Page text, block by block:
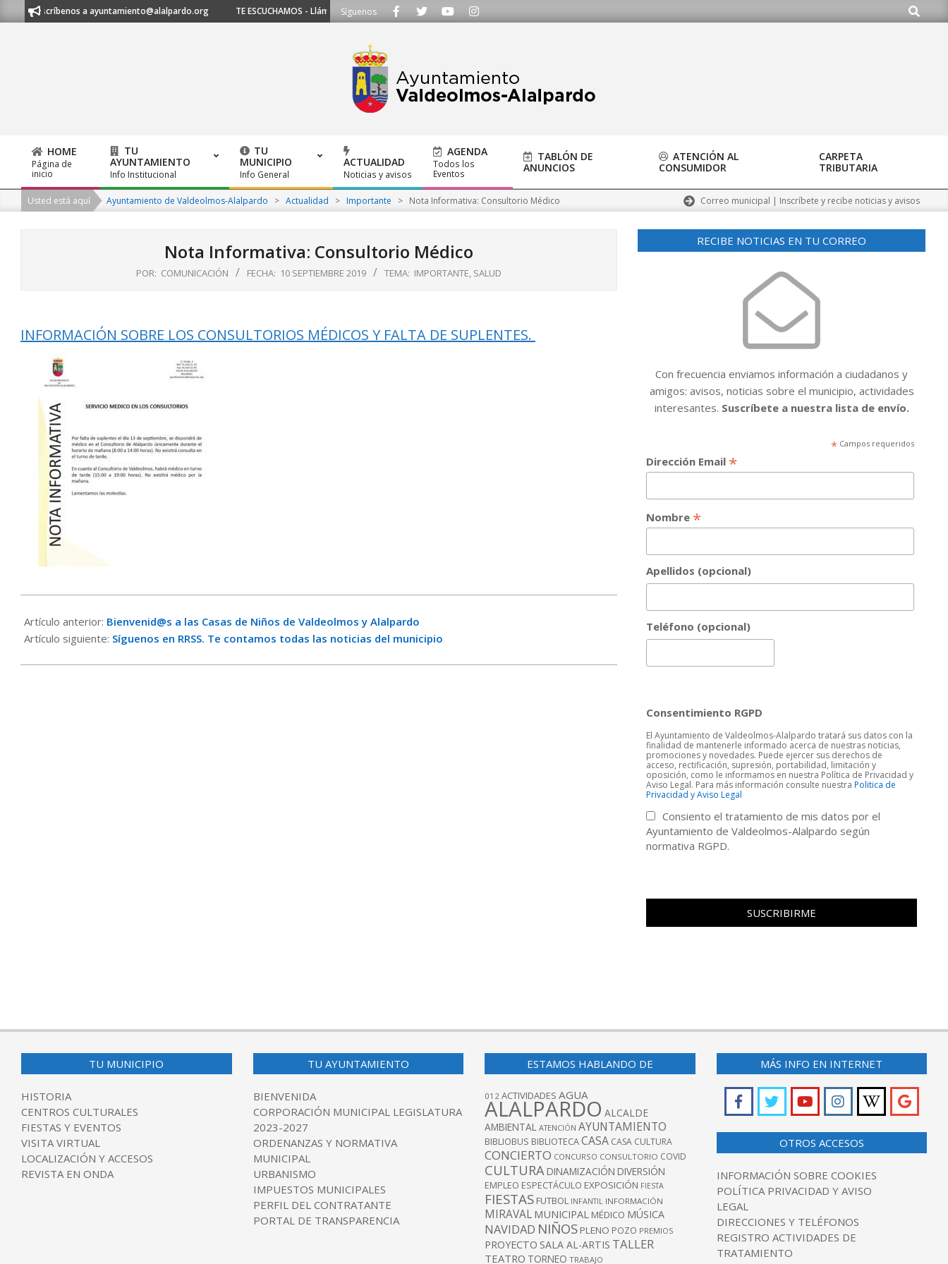
to
53 o escríbenos a ayuntamiento@alalpardo.org TE ESCUCHAMOS - Llámanos al 91 620 21 53 o escríbenos a ayuntamiento@alalpardo.org
Síguenos Buscar
Primary
Navigation
Menu
HOME
Página de
inicio
TU
AYUNTAMIENTO
Info Institucional
TU
MUNICIPIO
Info General
ACTUALIDAD
Noticias y avisos
AGENDA
Todos los
Eventos
TABLÓN DE
ANUNCIOS
ATENCIÓN AL
CONSUMIDOR
CARPETA
TRIBUTARIA
Usted está aquí Ayuntamiento de Valdeolmos-Alalpardo > Actualidad > Importante > Nota Informativa: Consultorio Médico Correo municipal | Inscríbete y recibe noticias y avisos
Nota Informativa: Consultorio Médico
POR: COMUNICACIÓN FECHA: 10 SEPTIEMBRE 2019 TEMA: IMPORTANTE, SALUD
INFORMACIÓN SOBRE LOS CONSULTORIOS MÉDICOS Y FALTA DE SUPLENTES.
09-
10
Artículo anterior: Bienvenid@s a las Casas de Niños de Valdeolmos y Alalpardo
Artículo siguiente: Síguenos en RRSS. Te contamos todas las noticias del municipio
RECIBE NOTICIAS EN TU CORREO
Con frecuencia enviamos información a ciudadanos y
amigos: avisos, noticias sobre el municipio, actividades
interesantes. Suscríbete a nuestra lista de envío.
* Campos requeridos
Dirección Email *
Nombre *
Apellidos (opcional)
Teléfono (opcional)
Consentimiento RGPD
El Ayuntamiento de Valdeolmos-Alalpardo tratará sus datos con la
finalidad de mantenerle informado acerca de nuestras noticias,
promociones y novedades. Puede ejercer sus derechos de
acceso, rectificación, supresión, portabilidad, limitación y
oposición, como le informamos en nuestra Política de Privacidad y
Aviso Legal. Para más información consulte nuestraPolitica de
Privacidad y Aviso Legal
Consiento el tratamiento de mis datos por el
Ayuntamiento de Valdeolmos-Alalpardo según
normativa RGPD.
TU MUNICIPIO
HISTORIA
CENTROS CULTURALES
FIESTAS Y EVENTOS
VISITA VIRTUAL
LOCALIZACIÓN Y ACCESOS
REVISTA EN ONDA
TU AYUNTAMIENTO
BIENVENIDA
CORPORACIÓN MUNICIPAL LEGISLATURA
2023-2027
ORDENANZAS Y NORMATIVA
MUNICIPAL
URBANISMO
IMPUESTOS MUNICIPALES
PERFIL DEL CONTRATANTE
PORTAL DE TRANSPARENCIA
ESTAMOS HABLANDO DE
012 ACTIVIDADES AGUA
ALALPARDO ALCALDE
AMBIENTAL ATENCIÓN AYUNTAMIENTO
BIBLIOBUS BIBLIOTECACASA CASA CULTURA
CONCIERTO CONCURSO CONSULTORIO COVID
CULTURA DINAMIZACIÓN DIVERSIÓN
EMPLEO ESPECTÁCULO EXPOSICIÓN FIESTA
FIESTAS FUTBOL INFANTIL INFORMACIÓN
MIRAVAL MUNICIPAL MÉDICO MÚSICA
NAVIDAD NIÑOS PLENO POZO PREMIOS
PROYECTO SALA AL-ARTIS TALLER
TEATRO TORNEO TRABAJO
MÁS INFO EN INTERNET
OTROS ACCESOS
INFORMACIÓN SOBRE COOKIES
POLÍTICA PRIVACIDAD Y AVISO
LEGAL
DIRECCIONES Y TELÉFONOS
REGISTRO ACTIVIDADES DE
TRATAMIENTO